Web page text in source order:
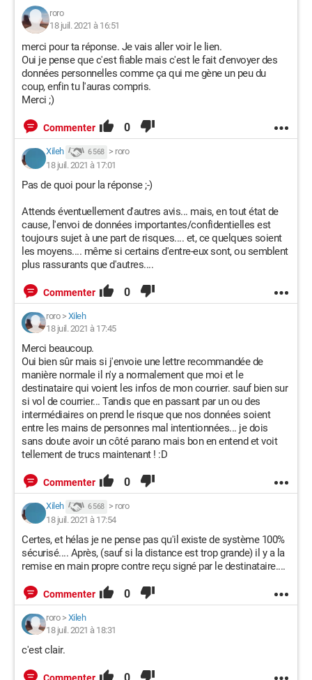
roro
18 juil. 2021 à 16:51
merci pour ta réponse. Je vais aller voir le lien.
Oui je pense que c'est fiable mais c'est le fait d'envoyer des
données personnelles comme ça qui me gène un peu du
coup, enfin tu l'auras compris.
Merci ;)
Commenter 0
Xileh 6 568 > roro
18 juil. 2021 à 17:01
Pas de quoi pour la réponse ;-)
Attends éventuellement d'autres avis... mais, en tout état de
cause, l'envoi de données importantes/confidentielles est
toujours sujet à une part de risques.... et, ce quelques soient
les moyens.... même si certains d'entre-eux sont, ou semblent
plus rassurants que d'autres....
Commenter 0
roro> Xileh
18 juil. 2021 à 17:45
Merci beaucoup.
Oui bien sûr mais si j'envoie une lettre recommandée de
manière normale il n'y a normalement que moi et le
destinataire qui voient les infos de mon courrier. sauf bien sur
si vol de courrier... Tandis que en passant par un ou des
intermédiaires on prend le risque que nos données soient
entre les mains de personnes mal intentionnées... je dois
sans doute avoir un côté parano mais bon en entend et voit
tellement de trucs maintenant ! :D
Commenter 0
Xileh 6 568 > roro
18 juil. 2021 à 17:54
Certes, et hélas je ne pense pas qu'il existe de système 100%
sécurisé.... Après, (sauf si la distance est trop grande) il y a la
remise en main propre contre reçu signé par le destinataire....
Commenter 0
roro> Xileh
18 juil. 2021 à 18:31
c'est clair.